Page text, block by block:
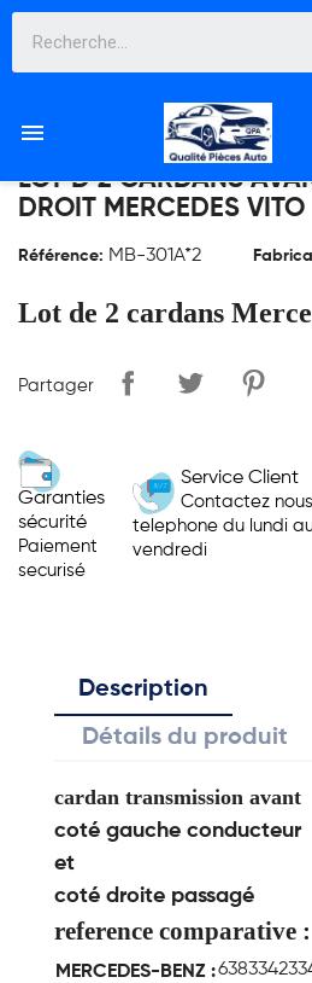

LOT D 2 CARDANS
DROIT MERCEDES VITO
Référence: MB-301A*2
Lot de 2 cardans
Partager
Garanties
sécurité
Paiement
securisé
Service Client
Contactez
telephone du lundi
vendredi
Description
Détails du produit
cardan transmission avant
coté gauche conducteur
et
coté droite passagé
reference comparative :
MERCEDES-BENZ :